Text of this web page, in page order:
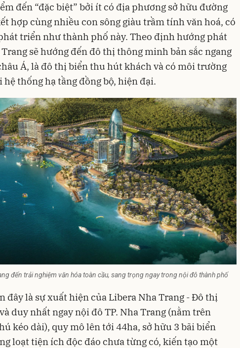
đến “đặc biệt” bởi ít có địa phương sở hữu đường
hợp cùng nhiều con sông giàu trầm tính văn hoá, có
triển như thành phố này. Theo định hướng phát
sẽ hướng đến đô thị thông minh bản sắc ngang
Á, là đô thị biển thu hút khách và có môi trường
hệ thống hạ tầng đồng bộ, hiện đại.
đến trải nghiệm văn hóa toàn cầu, sang trọng ngay trong nội đô thành phố
đây là sự xuất hiện của Libera Nha Trang - Đô thị
duy nhất ngay nội đô TP. Nha Trang (nằm trên
kéo dài), quy mô lên tới 44ha, sở hữu 3 bãi biển
loạt tiện ích độc đáo chưa từng có, kiến tạo một